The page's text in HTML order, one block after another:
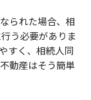
られた場合、相
う必要がありま
すく、相続人同
動産はそう簡単